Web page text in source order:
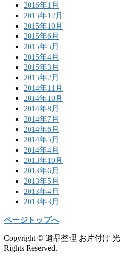
2016年1月
2015年12月
2015年10月
2015年6月
2015年5月
2015年4月
2015年3月
2015年2月
2014年11月
2014年10月
2014年8月
2014年7月
2014年6月
2014年5月
2014年4月
2013年10月
2013年6月
2013年5月
2013年4月
2013年3月
ページトップへ
Copyright © 遺品整理 お片付け
Rights Reserved.